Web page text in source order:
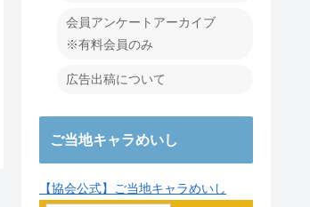
会員アンケートアーカイブ
※有料会員のみ
広告出稿について
ご当地キャラめいし
【協会公式】ご当地キャラめいし